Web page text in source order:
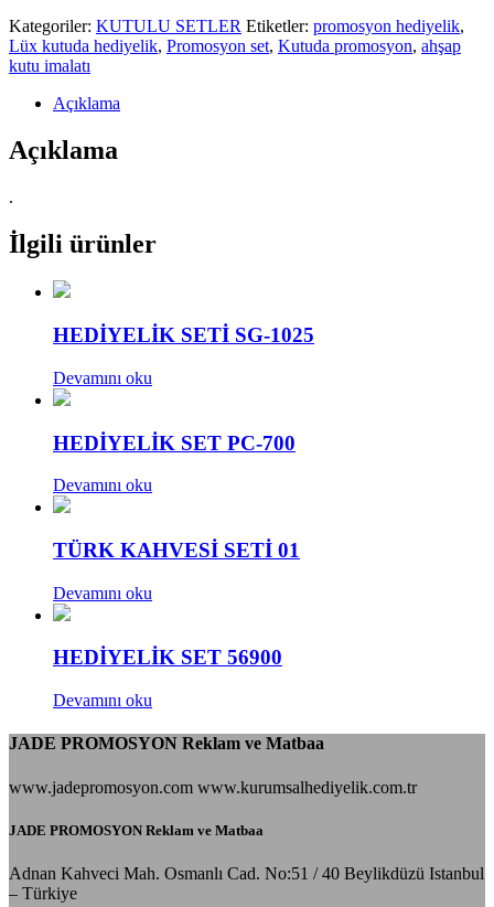
Kategoriler: KUTULU SETLER Etiketler: promosyon hediyelik,
Lüx kutuda hediyelik, Promosyon set, Kutuda promosyon, ahşap
kutu imalatı
Açıklama
Açıklama
.
İlgili ürünler
HEDİYELİK SETİ SG-1025
Devamını oku
HEDİYELİK SET PC-700
Devamını oku
TÜRK KAHVESİ SETİ 01
Devamını oku
HEDİYELİK SET 56900
Devamını oku
JADE PROMOSYON Reklam ve Matbaa
www.jadepromosyon.com www.kurumsalhediyelik.com.tr
JADE PROMOSYON Reklam ve Matbaa
Adnan Kahveci Mah. Osmanlı Cad. No:51 / 40 Beylikdüzü Istanbul
– Türkiye